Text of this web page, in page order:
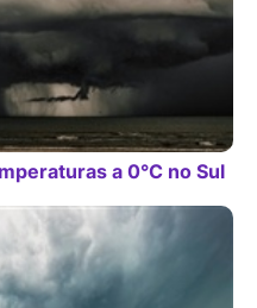
a 0°C no Sul